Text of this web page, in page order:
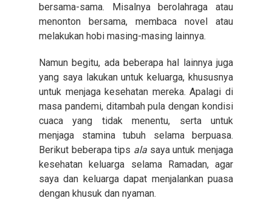
bersama-sama. Misalnya berolahraga atau
menonton bersama, membaca novel atau
melakukan hobi masing-masing lainnya.
Namun begitu, ada beberapa hal lainnya juga
yang saya lakukan untuk keluarga, khususnya
untuk menjaga kesehatan mereka. Apalagi di
masa pandemi, ditambah pula dengan kondisi
cuaca yang tidak menentu, serta untuk
menjaga stamina tubuh selama berpuasa.
Berikut beberapa tips ala saya untuk menjaga
kesehatan keluarga selama Ramadan, agar
saya dan keluarga dapat menjalankan puasa
dengan khusuk dan nyaman.